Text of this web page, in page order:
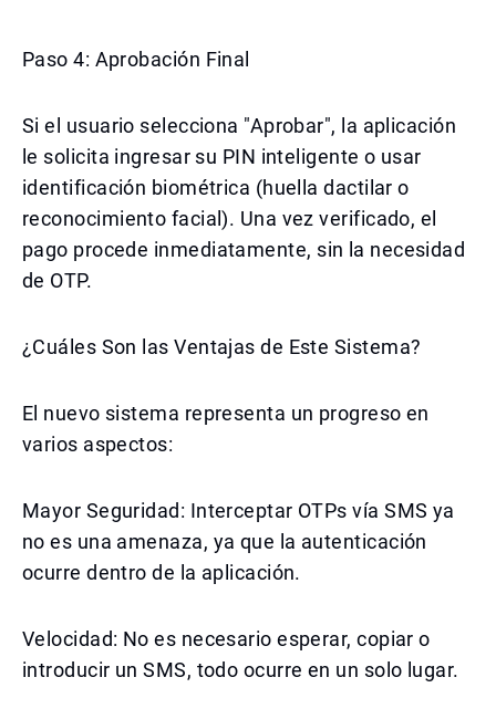
Paso 4: Aprobación Final
Si el usuario selecciona "Aprobar", la aplicación
le solicita ingresar su PIN inteligente o usar
identificación biométrica (huella dactilar o
reconocimiento facial). Una vez verificado, el
pago procede inmediatamente, sin la necesidad
de OTP.
¿Cuáles Son las Ventajas de Este Sistema?
El nuevo sistema representa un progreso en
varios aspectos:
Mayor Seguridad: Interceptar OTPs vía SMS ya
no es una amenaza, ya que la autenticación
ocurre dentro de la aplicación.
Velocidad: No es necesario esperar, copiar o
introducir un SMS, todo ocurre en un solo lugar.